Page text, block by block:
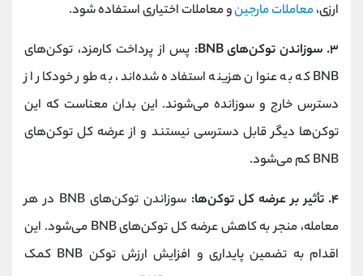
ارزی،معاملات مارجینو معاملات اختیاری استفاده شود.
۳. سوزاندن توکن‌های BNB:
پس از پرداخت کارمزد، توکن‌های
BNB که به عنوان هزینه استفاده شده‌اند، به طور خودکار از
دسترس خارج و سوزانده می‌شوند. این بدان معناست که این
توکن‌ها دیگر قابل دسترسی نیستند و از عرضه کل توکن‌های
BNB کم می‌شود.
۴. تأثیر بر عرضه کل توکن‌ها:
سوزاندن توکن‌های BNB در هر
معامله، منجر به کاهش عرضه کل توکن‌های BNB می‌شود. این
اقدام به تضمین پایداری و افزایش ارزش توکن BNB کمک